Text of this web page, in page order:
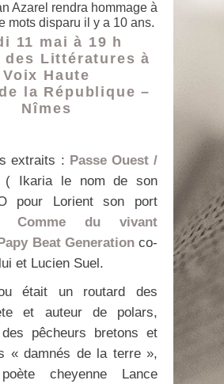
Azarel rendra hommage à
mots disparu il y a 10 ans.
11 mai à 19 h
des Littératures à
Voix Haute
la République –
Nîmes
extraits : Passe Ouest /
Ikaria le nom de son
pour Lorient son port
Comme du vivant
Beat Generationco-
et Lucien Suel.
était un routard des
et auteur de polars,
pêcheurs bretons et
« damnés de la terre »,
cheyenne Lance